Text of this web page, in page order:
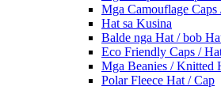
Mga Camouflage Caps
Hat sa Kusina
Balde nga Hat / bob
Eco Friendly Caps /
Mga Beanies / Knitted
Polar Fleece Hat / Cap